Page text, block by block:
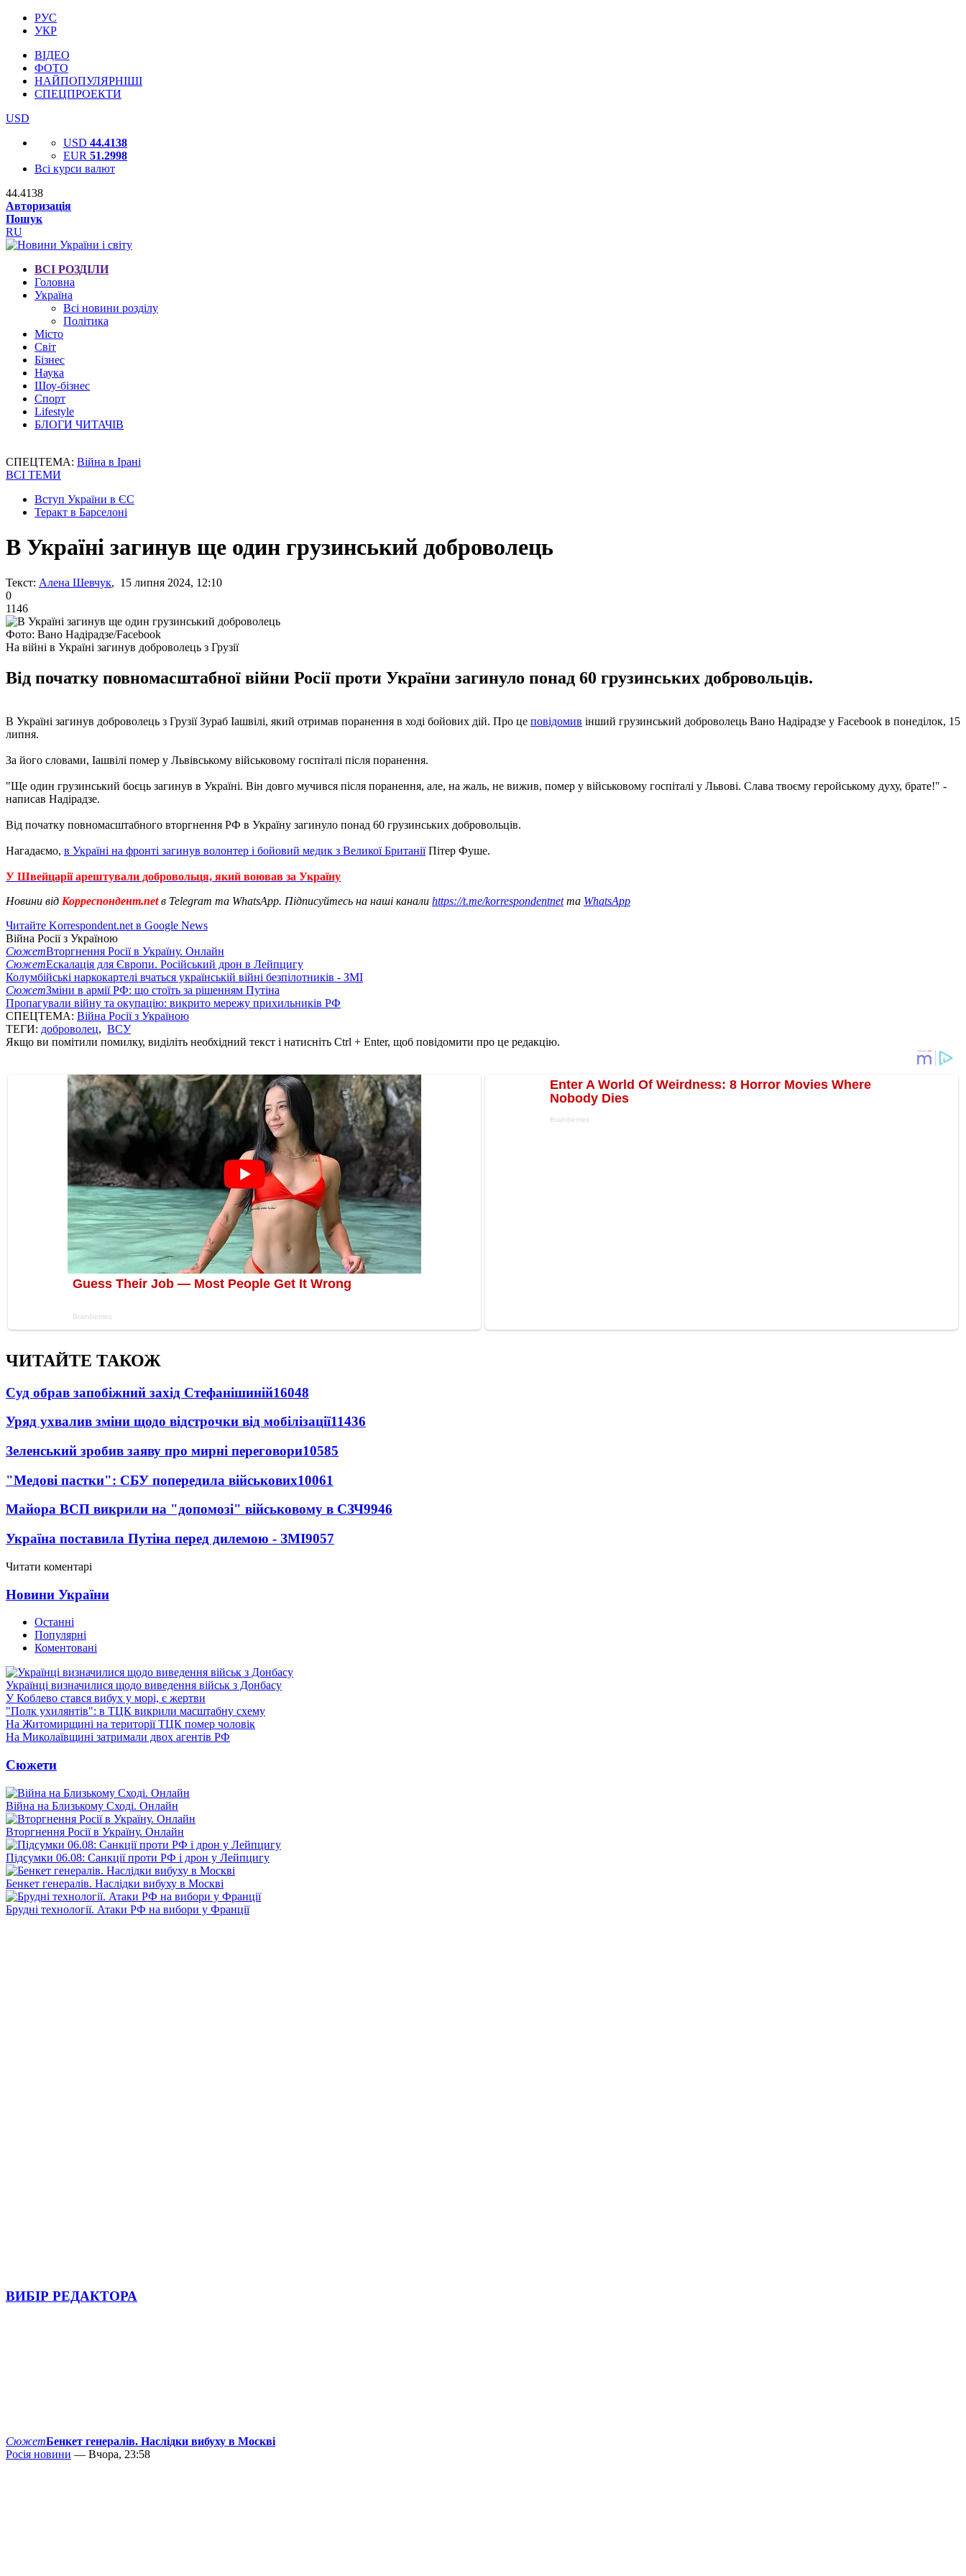
РУС
УКР
ВІДЕО
ФОТО
НАЙПОПУЛЯРНІШІ
СПЕЦПРОЕКТИ
USD
USD 44.4138
EUR 51.2998
Всі курси валют
44.4138
Авторизація
Пошук
RU
ВСІ РОЗДІЛИ
Головна
Україна
Всі новини розділу
Політика
Місто
Світ
Бізнес
Наука
Шоу-бізнес
Спорт
Lifestyle
БЛОГИ ЧИТАЧІВ
СПЕЦТЕМА: Війна в Ірані
ВСІ ТЕМИ
Вступ України в ЄС
Теракт в Барселоні
В Україні загинув ще один грузинський доброволець
Текст: Алена Шевчук, 15 липня 2024, 12:10
0
1146
Фото: Вано Надірадзе/Facebook
На війні в Україні загинув доброволець з Грузії
Від початку повномасштабної війни Росії проти України загинуло понад 60 грузинських добровольців.
В Україні загинув доброволець з Грузії Зураб Іашвілі, який отримав поранення в ході бойових дій. Про це повідомив інший грузинський доброволець Вано Надірадзе у Facebook в понеділок, 15
липня.
За його словами, Іашвілі помер у Львівському військовому госпіталі після поранення.
"Ще один грузинський боєць загинув в Україні. Він довго мучився після поранення, але, на жаль, не вижив, помер у військовому госпіталі у Львові. Слава твоєму геройському духу, брате!" -
написав Надірадзе.
Від початку повномасштабного вторгнення РФ в Україну загинуло понад 60 грузинських добровольців.
Нагадаємо, в Україні на фронті загинув волонтер і бойовий медик з Великої БританіїПітер Фуше.
У Швейцарії арештували добровольця, який воював за Україну
Новини від Корреспондент.netв Telegram та WhatsApp. Підписуйтесь на наші канали https://t.me/korrespondentnetта WhatsApp
Читайте Korrespondent.net в Google News
Війна Росії з Україною
СюжетВторгнення Росії в Україну. Онлайн
СюжетЕскалація для Європи. Російський дрон в Лейпцигу
Колумбійські наркокартелі вчаться українській війні безпілотників - ЗМІ
СюжетЗміни в армії РФ: що стоїть за рішенням Путіна
Пропагували війну та окупацію: викрито мережу прихильників РФ
СПЕЦТЕМА: Війна Росії з Україною
ТЕГИ: доброволец, ВСУ
Якщо ви помітили помилку, виділіть необхідний текст і натисніть Ctrl + Enter, щоб повідомити про це редакцію.
ЧИТАЙТЕ ТАКОЖ
Суд обрав запобіжний захід Стефанішиній16048
Уряд ухвалив зміни щодо відстрочки від мобілізації11436
Зеленський зробив заяву про мирні переговори10585
"Медові пастки": СБУ попередила військових10061
Майора ВСП викрили на "допомозі" військовому в СЗЧ9946
Україна поставила Путіна перед дилемою - ЗМІ9057
Читати коментарі
Новини України
Останні
Популярні
Коментовані
Українці визначилися щодо виведення військ з Донбасу
У Коблево стався вибух у морі, є жертви
"Полк ухилянтів": в ТЦК викрили масштабну схему
На Житомирщині на території ТЦК помер чоловік
На Миколаївщині затримали двох агентів РФ
Сюжети
Війна на Близькому Сході. Онлайн
Вторгнення Росії в Україну. Онлайн
Підсумки 06.08: Санкції проти РФ і дрон у Лейпцигу
Бенкет генералів. Наслідки вибуху в Москві
Брудні технології. Атаки РФ на вибори у Франції
ВИБІР РЕДАКТОРА
СюжетБенкет генералів. Наслідки вибуху в Москві
Росія новини — Вчора, 23:58